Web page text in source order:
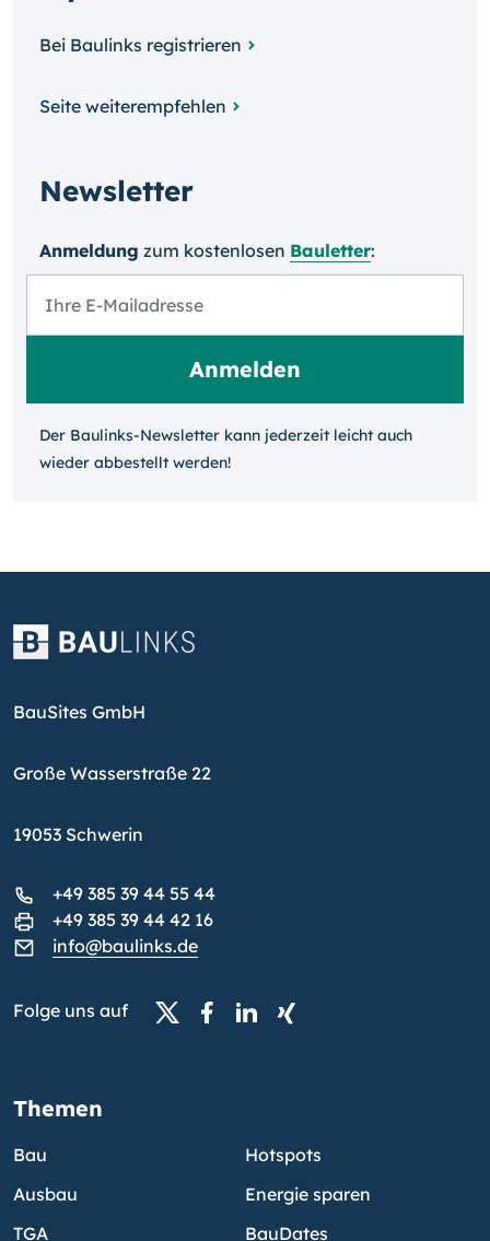
Bei Baulinks registrieren
Seite weiterempfehlen
Newsletter
Anmeldung zum kosten­losen Bauletter:
Der Baulinks-Newsletter kann jeder­zeit leicht auch
wieder ab­bestellt werden!
BauSites GmbH
Große Wasserstraße 22
19053 Schwerin
+49 385 39 44 55 44
+49 385 39 44 42 16
info@baulinks.de
Folge uns auf
Themen
Bau
Ausbau
TGA
Hotspots
Energie sparen
BauDates